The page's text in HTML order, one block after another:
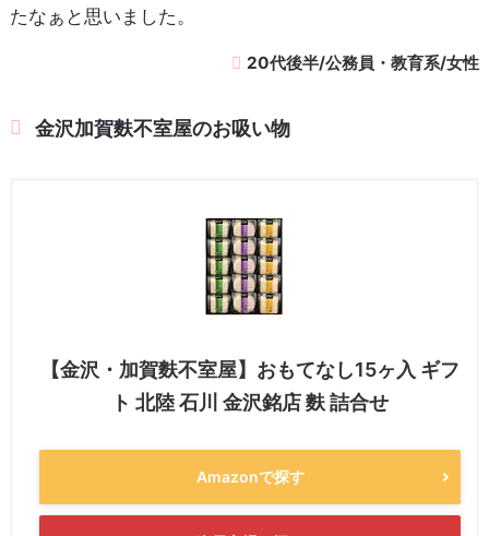
たなぁと思いました。
20代後半/公務員・教育系/女性
金沢加賀麩不室屋のお吸い物
【金沢・加賀麩不室屋】おもてなし15ヶ入 ギフ
ト 北陸 石川 金沢銘店 麩 詰合せ
Amazonで探す